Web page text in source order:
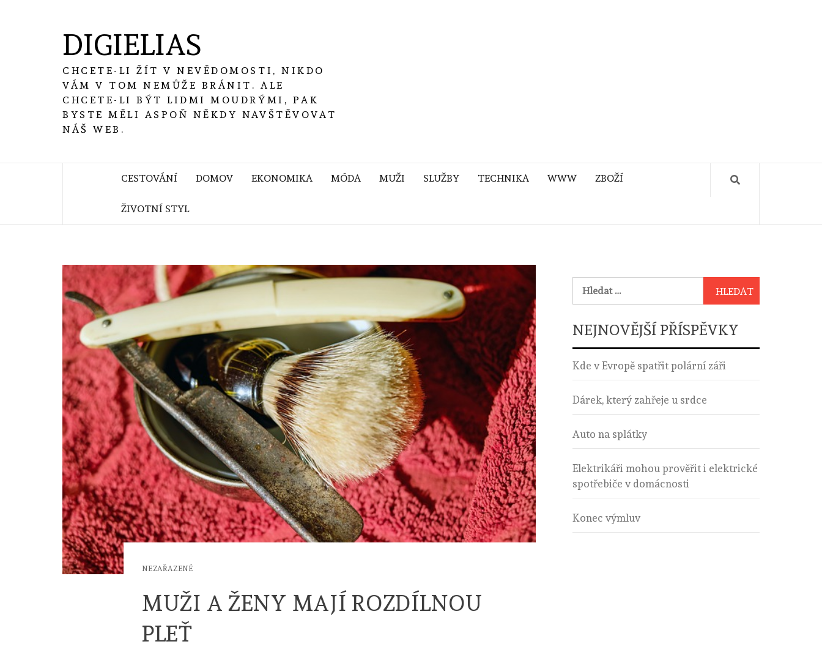
DIGIELIAS
CHCETE-LI ŽÍT V NEVĚDOMOSTI, NIKDO
VÁM V TOM NEMŮŽE BRÁNIT. ALE
CHCETE-LI BÝT LIDMI MOUDRÝMI, PAK
BYSTE MĚLI ASPOŇ NĚKDY NAVŠTĚVOVAT
NÁŠ WEB.
CESTOVÁNÍ DOMOV EKONOMIKA MÓDA MUŽI SLUŽBY TECHNIKA WWW ZBOŽÍ
ŽIVOTNÍ STYL
NEZAŘAZENÉ
MUŽI A ŽENY MAJÍ ROZDÍLNOU
PLEŤ
Vyhledávání
NEJNOVĚJŠÍ PŘÍSPĚVKY
Kde v Evropě spatřit polární záři
Dárek, který zahřeje u srdce
Auto na splátky
Elektrikáři mohou prověřit i elektrické
spotřebiče v domácnosti
Konec výmluv